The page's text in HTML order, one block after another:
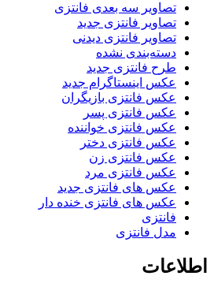
تصاویر سه بعدی فانتزی
تصاویر فانتزی جدید
تصاویر فانتزی دیدنی
دسته‌بندی نشده
طرح فانتزی جدید
عکس اینستاگرام جدید
عکس فانتزی بازیگران
عکس فانتزی پسر
عکس فانتزی خواننده
عکس فانتزی دختر
عکس فانتزی زن
عکس فانتزی مرد
عکس های فانتزی جدید
عکس های فانتزی خنده دار
فانتزی
مدل فانتزی
اطلاعات